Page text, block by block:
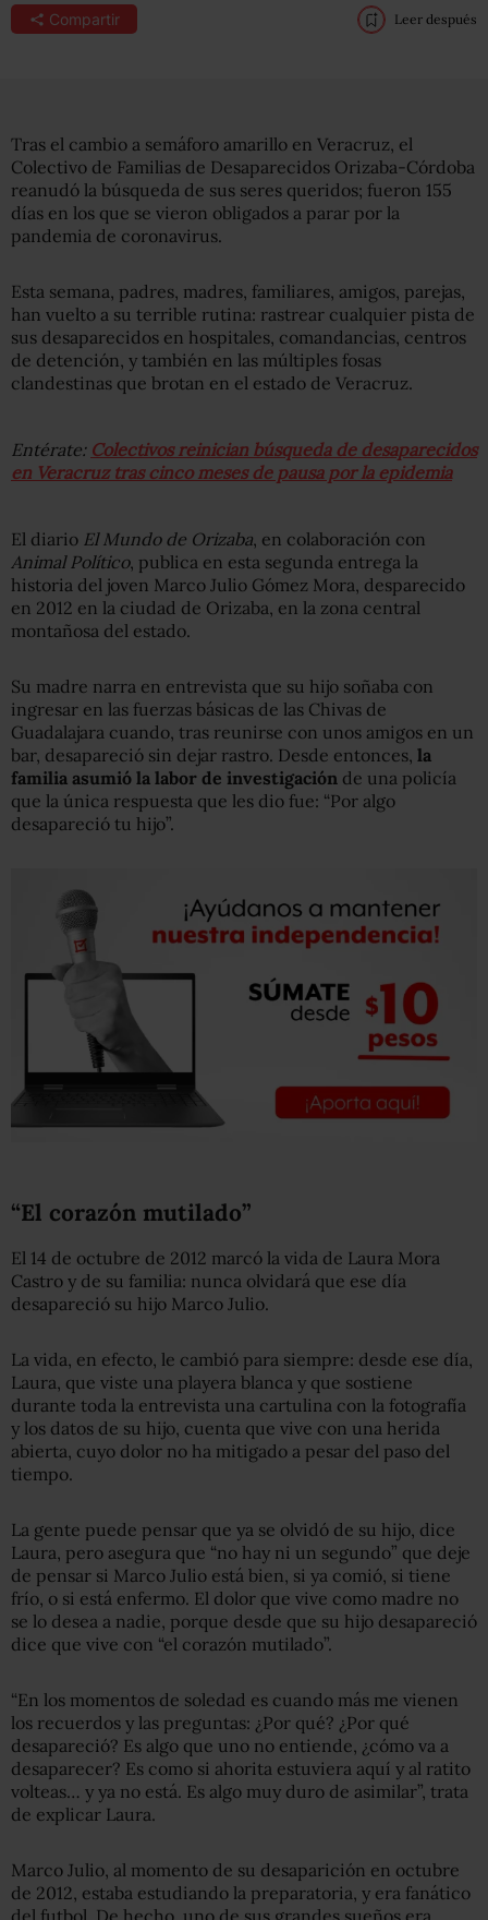
Compartir Leer después
Tras el cambio a semáforo amarillo en Veracruz, el
Colectivo de Familias de Desaparecidos Orizaba-Córdoba
reanudó la búsqueda de sus seres queridos; fueron 155
días en los que se vieron obligados a parar por la
pandemia de coronavirus.
Esta semana, padres, madres, familiares, amigos, parejas,
han vuelto a su terrible rutina: rastrear cualquier pista de
sus desaparecidos en hospitales, comandancias, centros
de detención, y también en las múltiples fosas
clandestinas que brotan en el estado de Veracruz.
Entérate: Colectivos reinician búsqueda de desaparecidos
en Veracruz tras cinco meses de pausa por la epidemia
El diario El Mundo de Orizaba, en colaboración con
Animal Político, publica en esta segunda entrega la
historia del joven Marco Julio Gómez Mora, desparecido
en 2012 en la ciudad de Orizaba, en la zona central
montañosa del estado.
Su madre narra en entrevista que su hijo soñaba con
ingresar en las fuerzas básicas de las Chivas de
Guadalajara cuando, tras reunirse con unos amigos en un
bar, desapareció sin dejar rastro. Desde entonces, la
familia asumió la labor de investigación de una policía
que la única respuesta que les dio fue: “Por algo
desapareció tu hijo”.
“El corazón mutilado”
El 14 de octubre de 2012 marcó la vida de Laura Mora
Castro y de su familia: nunca olvidará que ese día
desapareció su hijo Marco Julio.
La vida, en efecto, le cambió para siempre: desde ese día,
Laura, que viste una playera blanca y que sostiene
durante toda la entrevista una cartulina con la fotografía
y los datos de su hijo, cuenta que vive con una herida
abierta, cuyo dolor no ha mitigado a pesar del paso del
tiempo.
La gente puede pensar que ya se olvidó de su hijo, dice
Laura, pero asegura que “no hay ni un segundo” que deje
de pensar si Marco Julio está bien, si ya comió, si tiene
frío, o si está enfermo. El dolor que vive como madre no
se lo desea a nadie, porque desde que su hijo desapareció
dice que vive con “el corazón mutilado”.
“En los momentos de soledad es cuando más me vienen
los recuerdos y las preguntas: ¿Por qué? ¿Por qué
desapareció? Es algo que uno no entiende, ¿cómo va a
desaparecer? Es como si ahorita estuviera aquí y al ratito
volteas… y ya no está. Es algo muy duro de asimilar”, trata
de explicar Laura.
Marco Julio, al momento de su desaparición en octubre
de 2012, estaba estudiando la preparatoria, y era fanático
del futbol. De hecho, uno de sus grandes sueños era